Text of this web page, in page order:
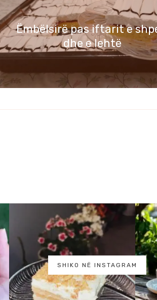
Ëmbëlsirë pas iftarit e
dhe e lehtë
SHIKO NË INSTAGRAM